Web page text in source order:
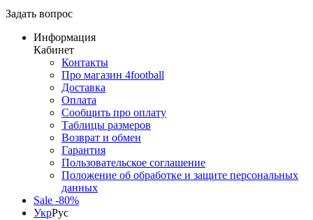
Задать вопрос
Информация
Кабинет
Контакты
Про магазин 4football
Доставка
Оплата
Сообщить про оплату
Таблицы размеров
Возврат и обмен
Гарантия
Пользовательское соглашение
Положение об обработке и защите персональных
данных
Sale -80%
УкрРус